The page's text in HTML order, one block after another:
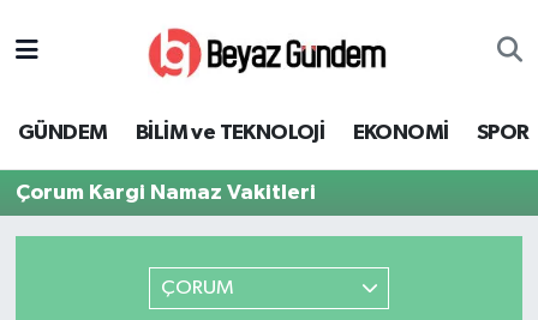
GÜNDEM BİLİM ve TEKNOLOJİ EKONOMİ SPOR
Çorum Kargi Namaz Vakitleri
ÇORUM
EKONOMİ
Süper Lig Puan Durumu ve Fikstür
Tüm Manşetler